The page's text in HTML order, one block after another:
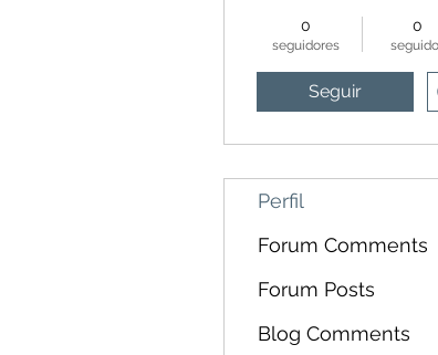
0
seguidores
0
Seguir
Perfil
Forum Comments
Forum Posts
Blog Comments